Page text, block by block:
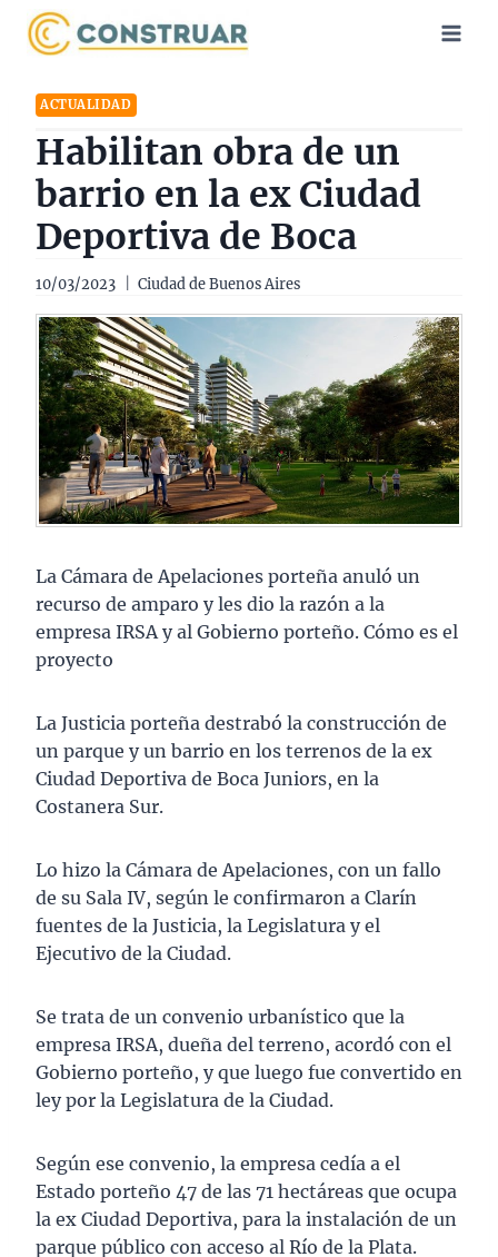
Saltar
ACTUALIDAD
Habilitan obra de un
barrio en la ex Ciudad
Deportiva de Boca
10/03/2023 Ciudad de Buenos Aires
La Cámara de Apelaciones porteña anuló un
recurso de amparo y les dio la razón a la
empresa IRSA y al Gobierno porteño. Cómo es el
proyecto
La Justicia porteña destrabó la construcción de
un parque y un barrio en los terrenos de la ex
Ciudad Deportiva de Boca Juniors, en la
Costanera Sur.
Lo hizo la Cámara de Apelaciones, con un fallo
de su Sala IV, según le confirmaron a Clarín
fuentes de la Justicia, la Legislatura y el
Ejecutivo de la Ciudad.
Se trata de un convenio urbanístico que la
empresa IRSA, dueña del terreno, acordó con el
Gobierno porteño, y que luego fue convertido en
ley por la Legislatura de la Ciudad.
Según ese convenio, la empresa cedía a el
Estado porteño 47 de las 71 hectáreas que ocupa
la ex Ciudad Deportiva, para la instalación de un
parque público con acceso al Río de la Plata.